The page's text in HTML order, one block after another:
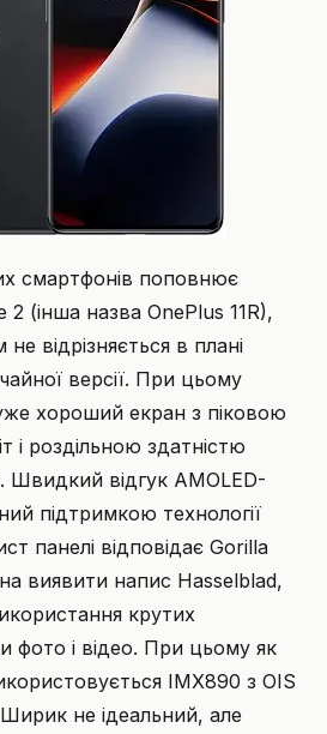
смартфонів поповнює
2 (інша назва OnePlus 11R),
відрізняється в плані
версії. При цьому
хороший екран з піковою
і роздільною здатністю
Швидкий відгук AMOLED-
підтримкою технології
панелі відповідає Gorilla
виявити напис Hasselblad,
крутих
фото і відео. При цьому як
IMX890 з OIS
Ширик не ідеальний, але